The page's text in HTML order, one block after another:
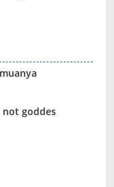
not goddes